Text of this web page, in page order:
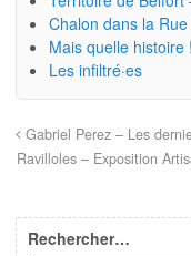
Chalon dans la
Mais quelle histoire
Les infiltré·es
Gabriel Perez – Les
Ravilloles – Exposition
Rechercher…